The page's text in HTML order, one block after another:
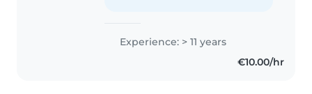
Experience: > 11 years
€10.00/hr